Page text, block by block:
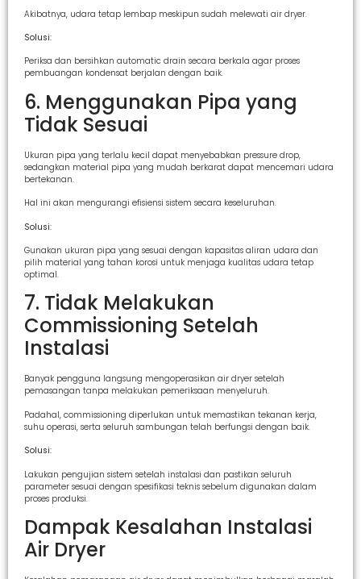
Akibatnya, udara tetap lembap meskipun sudah melewati air dryer.
Solusi:
Periksa dan bersihkan automatic drain secara berkala agar proses
pembuangan kondensat berjalan dengan baik.
6. Menggunakan Pipa yang
Tidak Sesuai
Ukuran pipa yang terlalu kecil dapat menyebabkan pressure drop,
sedangkan material pipa yang mudah berkarat dapat mencemari udara
bertekanan.
Hal ini akan mengurangi efisiensi sistem secara keseluruhan.
Solusi:
Gunakan ukuran pipa yang sesuai dengan kapasitas aliran udara dan
pilih material yang tahan korosi untuk menjaga kualitas udara tetap
optimal.
7. Tidak Melakukan
Commissioning Setelah
Instalasi
Banyak pengguna langsung mengoperasikan air dryer setelah
pemasangan tanpa melakukan pemeriksaan menyeluruh.
Padahal, commissioning diperlukan untuk memastikan tekanan kerja,
suhu operasi, serta seluruh sambungan telah berfungsi dengan baik.
Solusi:
Lakukan pengujian sistem setelah instalasi dan pastikan seluruh
parameter sesuai dengan spesifikasi teknis sebelum digunakan dalam
proses produksi.
Dampak Kesalahan Instalasi
Air Dryer